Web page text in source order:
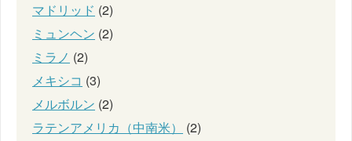
マドリッド (2)
ミュンヘン (2)
ミラノ (2)
メキシコ (3)
メルボルン (2)
ラテンアメリカ（中南米）
(2)